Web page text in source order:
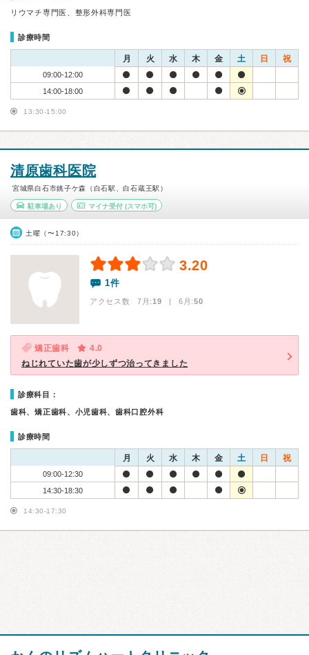
リウマチ専門医、整形外科専門医
診療時間
月 火 水 木 金 土 日 祝
09:00-12:00
14:00-18:00
13:30-15:00
清原歯科医院
宮城県白石市銚子ケ森（白石駅、白石蔵王駅）
駐車場あり マイナ受付(スマホ可)
土曜（〜17:30）
3.20
1件
アクセス数 7月:19 | 6月:50
矯正歯科
4.0
ねじれていた歯が少しずつ治ってきました
診療科目：
歯科、矯正歯科、小児歯科、歯科口腔外科
診療時間
月 火 水 木 金 土 日 祝
09:00-12:30
14:30-18:30
14:30-17:30